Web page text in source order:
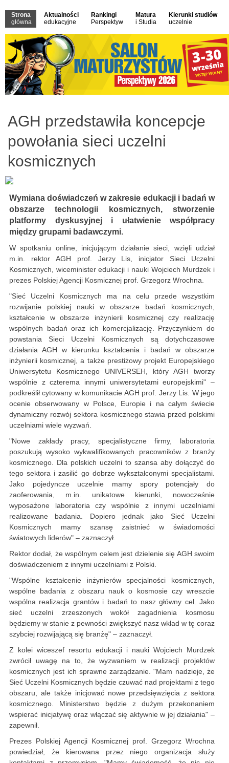
Strona
główna
Aktualności
edukacyjne
Rankingi
Perspektyw
Matura
i Studia
Kierunki studiów
uczelnie
AGH przedstawiła koncepcje
powołania sieci uczelni
kosmicznych
Wymiana doświadczeń w zakresie edukacji i badań w
obszarze technologii kosmicznych, stworzenie
platformy dyskusyjnej i ułatwienie współpracy
między grupami badawczymi.
W spotkaniu online, inicjującym działanie sieci, wzięli udział
m.in. rektor AGH prof. Jerzy Lis, inicjator Sieci Uczelni
Kosmicznych, wiceminister edukacji i nauki Wojciech Murdzek i
prezes Polskiej Agencji Kosmicznej prof. Grzegorz Wrochna.
"Sieć Uczelni Kosmicznych ma na celu przede wszystkim
rozwijanie polskiej nauki w obszarze badań kosmicznych,
kształcenie w obszarze inżynierii kosmicznej czy realizację
wspólnych badań oraz ich komercjalizację. Przyczynkiem do
powstania Sieci Uczelni Kosmicznych są dotychczasowe
działania AGH w kierunku kształcenia i badań w obszarze
inżynierii kosmicznej, a także prestiżowy projekt Europejskiego
Uniwersytetu Kosmicznego UNIVERSEH, który AGH tworzy
wspólnie z czterema innymi uniwersytetami europejskimi" –
podkreślił cytowany w komunikacie AGH prof. Jerzy Lis. W jego
ocenie obserwowany w Polsce, Europie i na całym świecie
dynamiczny rozwój sektora kosmicznego stawia przed polskimi
uczelniami wiele wyzwań.
"Nowe zakłady pracy, specjalistyczne firmy, laboratoria
poszukują wysoko wykwalifikowanych pracowników z branży
kosmicznego. Dla polskich uczelni to szansa aby dołączyć do
tego sektora i zasilić go dobrze wykształconymi specjalistami.
Jako pojedyncze uczelnie mamy spory potencjały do
zaoferowania, m.in. unikatowe kierunki, nowocześnie
wyposażone laboratoria czy wspólnie z innymi uczelniami
realizowane badania. Dopiero jednak jako Sieć Uczelni
Kosmicznych mamy szansę zaistnieć w świadomości
światowych liderów" – zaznaczył.
Rektor dodał, że wspólnym celem jest dzielenie się AGH swoim
doświadczeniem z innymi uczelniami z Polski.
"Wspólne kształcenie inżynierów specjalności kosmicznych,
wspólne badania z obszaru nauk o kosmosie czy wreszcie
wspólna realizacja grantów i badań to nasz główny cel. Jako
sieć uczelni zrzeszonych wokół zagadnienia kosmosu
będziemy w stanie z pewności zwiększyć nasz wkład w tę coraz
szybciej rozwijającą się branżę" – zaznaczył.
Z kolei wiceszef resortu edukacji i nauki Wojciech Murdzek
zwrócił uwagę na to, że wyzwaniem w realizacji projektów
kosmicznych jest ich sprawne zarządzanie. "Mam nadzieje, że
Sieć Uczelni Kosmicznych będzie czuwać nad projektami z tego
obszaru, ale także inicjować nowe przedsięwzięcia z sektora
kosmicznego. Ministerstwo będzie z dużym przekonaniem
wspierać inicjatywę oraz włączać się aktywnie w jej działania" –
zapewnił.
Prezes Polskiej Agencji Kosmicznej prof. Grzegorz Wrochna
powiedział, że kierowana przez niego organizacja służy